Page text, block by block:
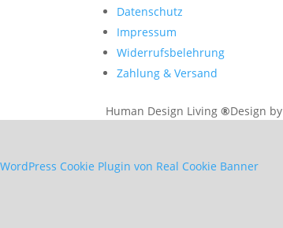
Datenschutz
Impressum
Widerrufsbelehrung
Zahlung & Versand
Human Design Living®Design by
WordPress Cookie Plugin von Real Cookie Banner